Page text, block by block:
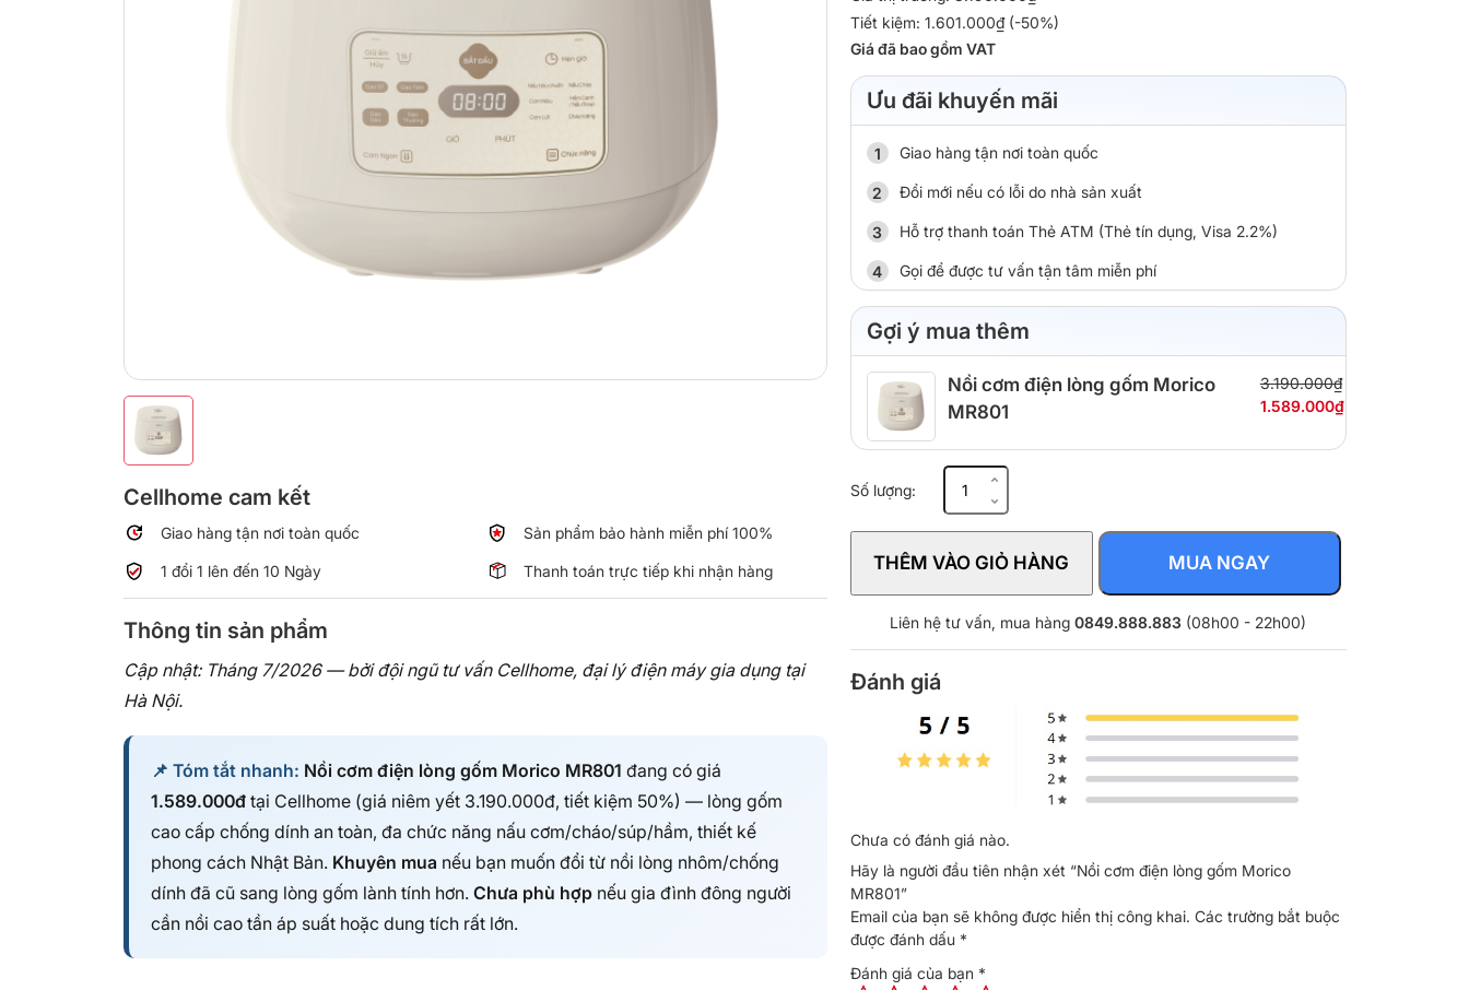
Cellhome cam kết
Giao hàng tận nơi toàn quốc Sản phẩm bảo hành miễn phí 100%
1 đổi 1 lên đến 10 Ngày Thanh toán trực tiếp khi nhận hàng
Thông tin sản phẩm
Cập nhật: Tháng 7/2026 — bởi đội ngũ tư vấn Cellhome, đại lý điện máy gia dụng tại
Hà Nội.
📌 Tóm tắt nhanh: Nồi cơm điện lòng gốm Morico MR801 đang có giá
1.589.000đtại Cellhome (giá niêm yết 3.190.000đ, tiết kiệm 50%) — lòng gốm
cao cấp chống dính an toàn, đa chức năng nấu cơm/cháo/súp/hầm, thiết kế
phong cách Nhật Bản. Khuyên mua nếu bạn muốn đổi từ nồi lòng nhôm/chống
dính đã cũ sang lòng gốm lành tính hơn. Chưa phù hợpnếu gia đình đông người
cần nồi cao tần áp suất hoặc dung tích rất lớn.
Tiết kiệm: 1.601.000₫ (-50%)
Giá đã bao gồm VAT
Ưu đãi khuyến mãi
Giao hàng tận nơi toàn quốc
Đổi mới nếu có lỗi do nhà sản xuất
Hỗ trợ thanh toán Thẻ ATM (Thẻ tín dụng, Visa 2.2%)
Gọi để được tư vấn tận tâm miễn phí
Gợi ý mua thêm
Nồi cơm điện lòng gốm Morico
MR801
3.190.000₫
1.589.000₫
Số lượng:cơm
gốm
Morico
MR801
THÊM VÀO GIỎ HÀNG MUA NGAY
Liên hệ tư vấn, mua hàng 0849.888.883 (08h00 - 22h00)
Đánh giá
Chưa có đánh giá nào.
Hãy là người đầu tiên nhận xét “Nồi cơm điện lòng gốm Morico
MR801”
Email của bạn sẽ không được hiển thị công khai. Các trường bắt buộc
được đánh dấu *
Đánh giá của bạn *